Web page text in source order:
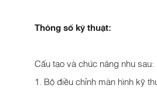
Thông số kỹ thuật:
Cấu tạo và chức năng như sau:
1. Bộ điều chỉnh màn hình kỹ